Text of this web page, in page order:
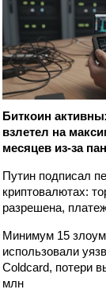
Биткоин
взлетел на
месяцев из-за
Путин подписал
криптовалютах:
разрешена,
Минимум 15
использовали
Coldcard, потери
млн